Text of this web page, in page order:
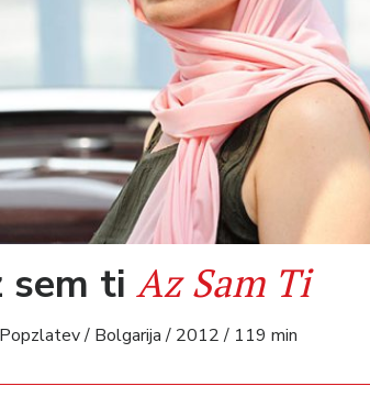
sem ti Az Sam Ti
/ Bolgarija / 2012 / 119 min